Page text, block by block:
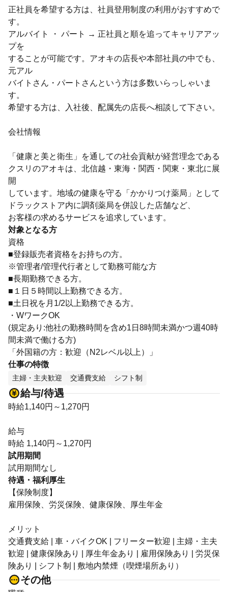
正社員を希望する方は、社員登用制度の利用がおすすめで
す。
アルバイト ・ パート → 正社員と順を追ってキャリアアッ
プを
することが可能です。アオキの店長や本部社員の中でも、
元アル
バイトさん・パートさんという方は多数いらっしゃいま
す。
希望する方は、入社後、配属先の店長へ相談して下さい。
会社情報
「健康と美と衛生」を通しての社会貢献が経営理念である
クスリのアオキは、北信越・東海・関西・関東・東北に展
開
しています。地域の健康を守る「かかりつけ薬局」として
ドラックストア内に調剤薬局を併設した店舗など、
お客様の求めるサービスを追求しています。
対象となる方
資格
■登録販売者資格をお持ちの方。
※管理者/管理代行者として勤務可能な方
■長期勤務できる方。
■１日５時間以上勤務できる方。
■土日祝を月1/2以上勤務できる方。
・WワークOK
(規定あり:他社の勤務時間を含め1日8時間未満かつ週40時
間未満で働ける方)
「外国籍の方：歓迎（N2レベル以上）」
仕事の特徴
主婦・主夫歓迎 交通費支給 シフト制
給与/待遇
時給1,140円～1,270円
給与
時給 1,140円～1,270円
試用期間
試用期間なし
待遇・福利厚生
【保険制度】
雇用保険、労災保険、健康保険、厚生年金
メリット
交通費支給 | 車・バイクOK | フリーター歓迎 | 主婦・主夫
歓迎 | 健康保険あり | 厚生年金あり | 雇用保険あり | 労災保
険あり | シフト制 | 敷地内禁煙（喫煙場所あり）
その他